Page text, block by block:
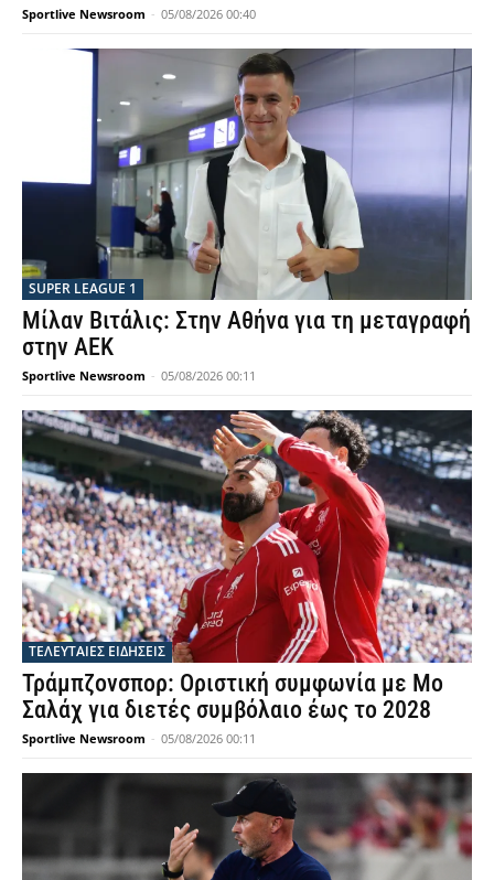
Sportlive Newsroom - 05/08/2026 00:40
SUPER LEAGUE 1
Μίλαν Βιτάλις: Στην Αθήνα για τη μεταγραφή
στην ΑΕΚ
Sportlive Newsroom - 05/08/2026 00:11
ΤΕΛΕΥΤΑΙΕΣ ΕΙΔΗΣΕΙΣ
Τράμπζονσπορ: Οριστική συμφωνία με Μο
Σαλάχ για διετές συμβόλαιο έως το 2028
Sportlive Newsroom - 05/08/2026 00:11